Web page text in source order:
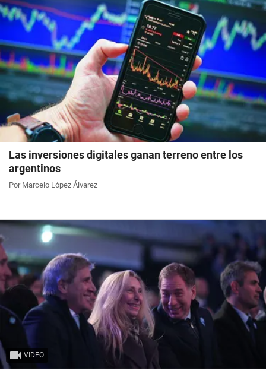
Las inversiones digitales ganan terreno entre los
argentinos
Por Marcelo López Álvarez
VIDEO